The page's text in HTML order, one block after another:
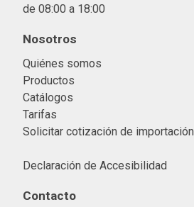
de 08:00 a 18:00
Nosotros
Quiénes somos
Productos
Catálogos
Tarifas
Solicitar cotización de importación
Declaración de Accesibilidad
Contacto